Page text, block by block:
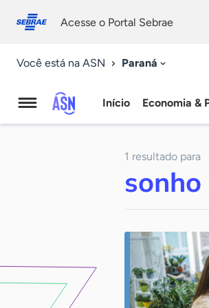
conosco
Acesse o Portal Sebrae
Você está na ASN Paraná
Agência
Notícias
Início Economia &
1 resultado para